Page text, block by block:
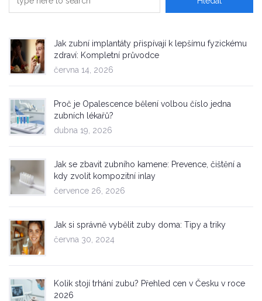
Jak zubní implantáty přispívají k lepšímu fyzickému
zdraví: Kompletní průvodce
června 14, 2026
Proč je Opalescence bělení volbou číslo jedna
zubních lékařů?
dubna 19, 2026
Jak se zbavit zubního kamene: Prevence, čištění a
kdy zvolit kompozitní inlay
července 26, 2026
Jak si správně vybělit zuby doma: Tipy a triky
června 30, 2024
Kolik stojí trhání zubu? Přehled cen v Česku v roce
2026